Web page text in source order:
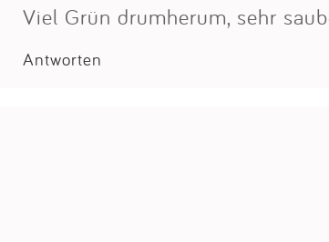
Viel Grün drumherum, sehr
Antworten